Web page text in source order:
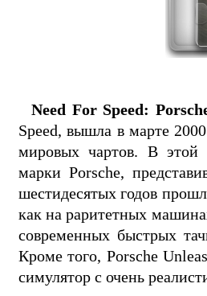
Need For Speed:
Speed, вышла в марте
мировых чартов. В этой
марки Porsche,
шестидесятых годов
как на раритетных
современных быстрых
Кроме того, Porsche
симулятор с очень